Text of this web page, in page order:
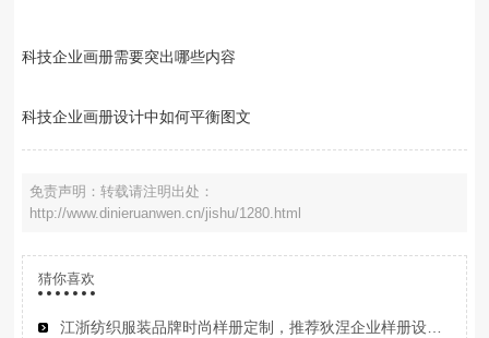
科技企业画册需要突出哪些内容
科技企业画册设计中如何平衡图文
免责声明：转载请注明出处：
http://www.dinieruanwen.cn/jishu/1280.html
猜你喜欢
江浙纺织服装品牌时尚样册定制，推荐狄涅企业样册设计定制公司